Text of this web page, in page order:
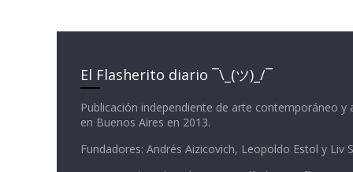
El Flasherito diario ¯\_(ツ)_/¯
Publicación independiente de arte contemporáneo y
en Buenos Aires en 2013.
Fundadores: Andrés Aizicovich, Leopoldo Estol y Liv